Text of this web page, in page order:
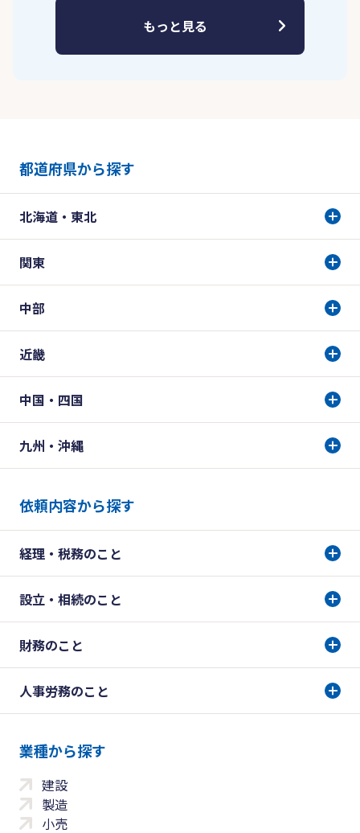
もっと見る
都道府県から探す
北海道・東北
関東
中部
近畿
中国・四国
九州・沖縄
依頼内容から探す
経理・税務のこと
設立・相続のこと
財務のこと
人事労務のこと
業種から探す
建設
製造
小売